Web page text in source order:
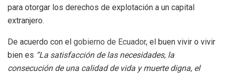
para otorgar los derechos de explotación a un capital
extranjero.
De acuerdo con el gobierno de Ecuador, el buen vivir o vivir
bien es “La satisfacción de las necesidades, la
consecución de una calidad de vida y muerte digna, el